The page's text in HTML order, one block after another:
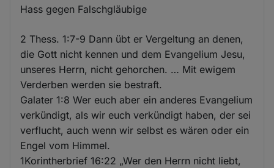
Hass gegen Falschgläubige
2 Thess. 1:7-9 Dann übt er Vergeltung an denen,
die Gott nicht kennen und dem Evangelium Jesu,
unseres Herrn, nicht gehorchen. … Mit ewigem
Verderben werden sie bestraft.
Galater 1:8 Wer euch aber ein anderes Evangelium
verkündigt, als wir euch verkündigt haben, der sei
verflucht, auch wenn wir selbst es wären oder ein
Engel vom Himmel.
1Korintherbrief 16:22 „Wer den Herrn nicht liebt,